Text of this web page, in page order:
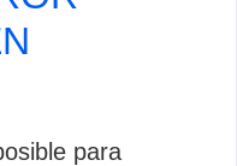
para